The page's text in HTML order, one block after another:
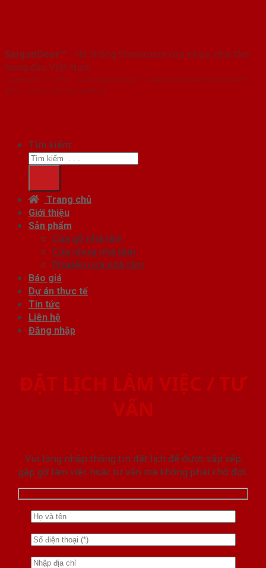
SaigonDoor™ - Hệ thống Showroom cửa nhựa nhà tắm
hàng đầu Việt Nam
Copyright ⓒ 2016 – 2026 SaigonDoor™ - www.cuanhuanhatam.com |
Đơn vị chủ quản SaigonDoor
Tìm kiếm:
Trang chủ
Giới thiệu
Sản phẩm
Cửa gỗ nhà tắm
Cửa nhựa nhà tắm
Phụ kiện cửa nhà tắm
Báo giá
Dự án thực tế
Tin tức
Liên hệ
Đăng nhập
ĐẶT LỊCH LÀM VIỆC / TƯ
VẤN
Vui lòng nhập thông tin đặt lịch để được sắp xếp
gặp gỡ làm việc hoăc tư vấn mà không phải chờ đợi.